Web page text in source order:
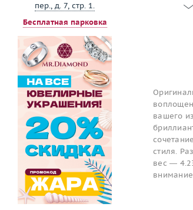
пер., д. 7, стр. 1.
Бесплатная парковка
вашего
стиля.
вес —